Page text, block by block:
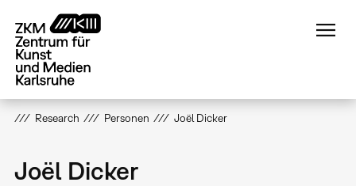
zum
Inhalt
Research Personen Joël Dicker
Joël Dicker